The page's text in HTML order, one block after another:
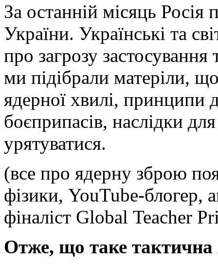
За останній місяць
України. Українські та
про загрозу
ми підібрали матеріли,
ядерної хвилі, принципи
боєприпасів, наслідки
урятуватися.
(все про ядерну зброю
фізики, YouTube-блогер,
фіналіст Global Teacher
Отже, що таке тактична